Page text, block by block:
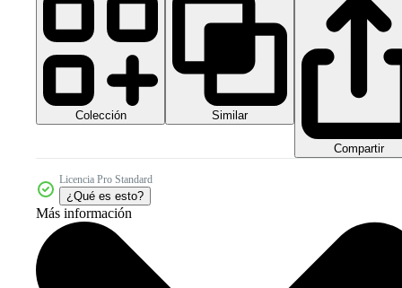
Colección Similar
Compartir
Licencia Pro Standard
¿Qué es esto?
Más información